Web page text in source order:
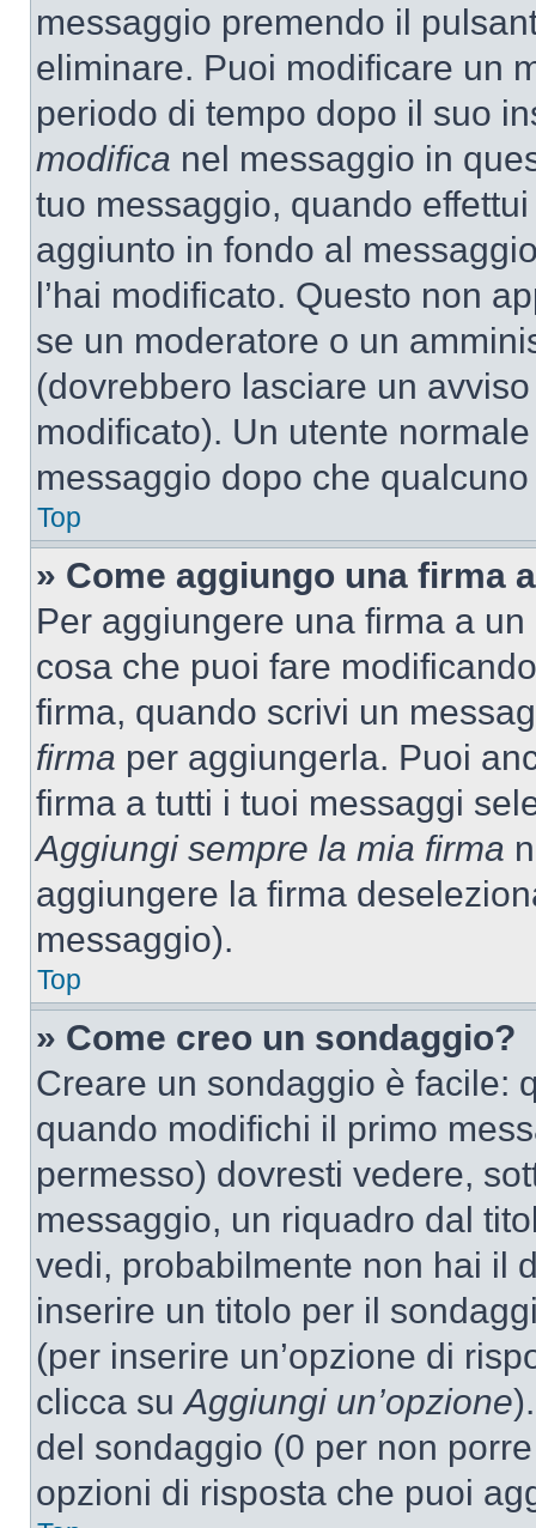
messaggio premendo il
eliminare. Puoi modificare un
periodo di tempo dopo il suo
modifica nel messaggio in
tuo messaggio, quando
aggiunto in fondo al
l’hai modificato. Questo non
se un moderatore o un
(dovrebbero lasciare un
modificato). Un utente
messaggio dopo che
Top
» Come aggiungo una firma
Per aggiungere una firma a
cosa che puoi fare
firma, quando scrivi un
firma per aggiungerla. Puoi
firma a tutti i tuoi messaggi
Aggiungi sempre la mia firma
aggiungere la firma
messaggio).
Top
» Come creo un sondaggio?
Creare un sondaggio è facile:
quando modifichi il primo
permesso) dovresti vedere,
messaggio, un riquadro dal
vedi, probabilmente non hai il
inserire un titolo per il
(per inserire un’opzione di
clicca suAggiungi un’opzione
del sondaggio (0 per non
opzioni di risposta che puoi